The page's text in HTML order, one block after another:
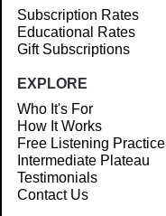
Subscription Rates
Educational Rates
Gift Subscriptions
EXPLORE
Who It's For
How It Works
Free Listening Practice
Intermediate Plateau
Testimonials
Contact Us